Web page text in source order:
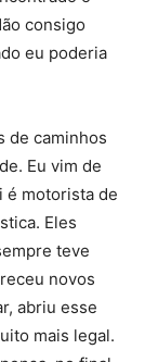
consigo
eu poderia
de caminhos
Eu vim de
é motorista de
Eles
teve
novos
abriu esse
mais legal.